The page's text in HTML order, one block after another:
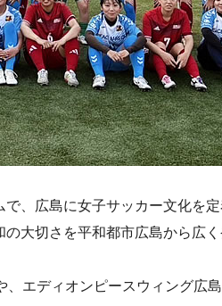
、広島に女子サッカー文化を
大切さを平和都市広島から広
エディオンピースウィング広